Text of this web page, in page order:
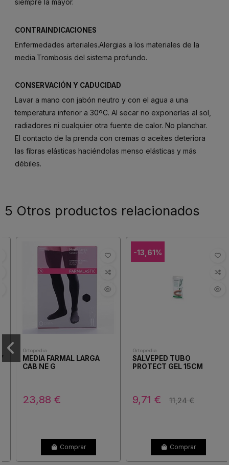
siempre la mayor.
CONTRAINDICACIONES
Enfermedades arteriales.Alergias a los materiales de la
media.Trombosis del sistema profundo.
CONSERVACIÓN Y CADUCIDAD
Lavar a mano con jabón neutro y con el agua a una
temperatura inferior a 30ºC. Al secar no exponerlas al sol,
radiadores ni cualquier otra fuente de calor. No planchar.
El contacto de la prenda con cremas o aceites deteriora
las fibras elásticas haciéndolas menso elásticas y más
débiles.
5 Otros productos relacionados
Ortopedia
MEDIA FARMAL LARGA
CAB NE G
23,88 €
Comprar
-13,61%
Ortopedia
SALVEPED TUBO
PROTECT GEL 15CM
9,71 € 11,24 €
Comprar